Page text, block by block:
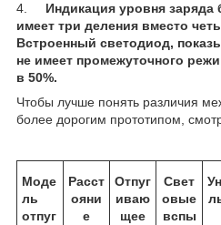
4. Индикация уровня заряда
имеет три деления вместо
Встроенный светодиод,
не имеет промежуточного
в 50%.
Чтобы лучше понять различия
более дорогим прототипом,
Моде
ль
отпуг
Расст
ояни
е
Отпуг
иваю
щее
Свет
овые
вспы